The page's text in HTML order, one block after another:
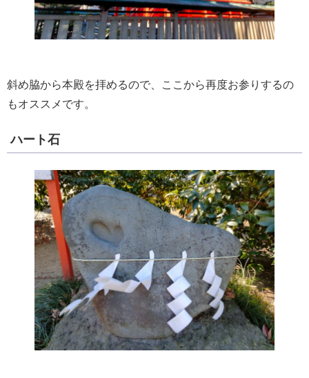
斜め脇から本殿を拝めるので、ここから再度お参りするの
もオススメです。
ハート石